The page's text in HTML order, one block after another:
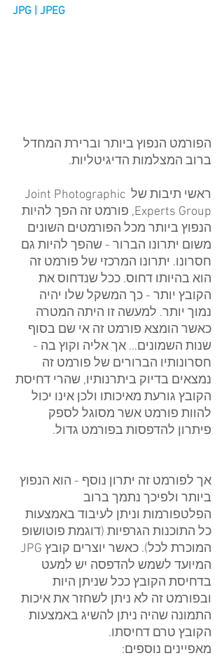
JPG | JPEG
הפורמט הנפוץ ביותר וברירת המחדל
ברוב המצלמות הדיגיטליות.
ראשי תיבות של Joint Photographic
Experts Group, פורמט זה הפך להיות
הנפוץ ביותר מכל הפורמטים השונים
משום יתרונו הברור - שהפך להיות גם
חסרונו. יתרונו המרכזי של פורמט זה
הוא בהיותו דחוס. ככל שנדחוס את
הקובץ יותר - כך המשקל שלו יהיה
נמוך יותר. למעשה זו היתה המטרה
כאשר הומצא פורמט זה אי שם בסוף
שנות השמונים… אך אליה וקוץ בה -
חסרונותיו הברורים של פורמט זה
נמצאים בדיוק ביתרנותיו, שהרי דחיסת
הקובץ גורעת מאיכותו ולכן אינו יכול
להוות פורמט אשר מסוגל לספק
פיתרון להדפסות בפורמט גדול.
אך לפורמט זה יתרון נוסף - הוא הנפוץ
ביותר ולפיכך נתמך ברוב
הפלטפורמות וניתן לעיבוד באמצעות
כל התוכנות הגרפיות (דוגמת פוטושופ
המיועד לשמש להדפסה יש למעט
בדחיסת הקובץ ככל שניתן היות
ובפורמט זה לא ניתן לשחזר את איכות
התמונה שהיה ניתן להשיג באמצעות
הקובץ טרם דחיסתו.
מאפיינים נוספים: